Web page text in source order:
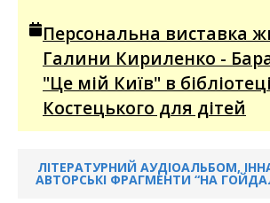
Персональна виставка
Галини Кириленко -
"Це мій Київ" в
Костецького для дітей
ЛІТЕРАТУРНИЙ АУДІОАЛЬБОМ,
АВТОРСЬКІ ФРАГМЕНТИ “НА